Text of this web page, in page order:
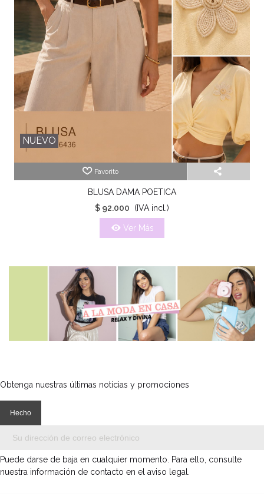
NUEVO
Favorito
BLUSA DAMA POETICA
$ 92.000
(IVA incl.)
Ver Más
Obtenga nuestras últimas noticias y promociones
Puede darse de baja en cualquier momento. Para ello, consulte
nuestra información de contacto en el aviso legal.